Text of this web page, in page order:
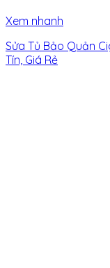
Xem nhanh
Sửa Tủ Bảo Quản
Tín, Giá Rẻ